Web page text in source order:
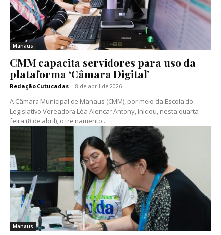
Manaus
CMM capacita servidores para uso da
plataforma ‘Câmara Digital’
Redação Cutucadas - 8 de abril de 2026
A Câmara Municipal de Manaus (CMM), por meio da Escola do
Legislativo Vereadora Léa Alencar Antony, iniciou, nesta quarta-
feira (8 de abril), o treinamento...
Manaus